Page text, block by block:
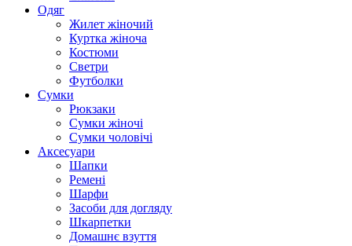
Одяг
Жилет жіночий
Куртка жіноча
Костюми
Светри
Футболки
Сумки
Рюкзаки
Сумки жіночі
Сумки чоловічі
Аксеcуари
Шапки
Ремені
Шарфи
Засоби для догляду
Шкарпетки
Домашнє взуття